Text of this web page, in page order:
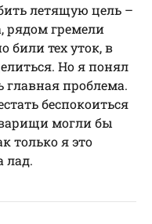
летящую цель –
рядом гремели
били тех уток, в
Но я понял
проблема.
беспокоиться
могли бы
только я это
лад.